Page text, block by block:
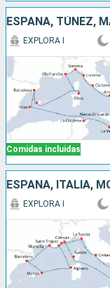
ESPAÑA, TÚNEZ,
Comidas incluidas
EXPLORA I
ESPAÑA, ITALIA,
EXPLORA I